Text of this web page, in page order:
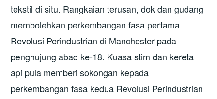
tekstil di situ. Rangkaian terusan, dok dan gudang
membolehkan perkembangan fasa pertama
Revolusi Perindustrian di Manchester pada
penghujung abad ke-18. Kuasa stim dan kereta
api pula memberi sokongan kepada
perkembangan fasa kedua Revolusi Perindustrian